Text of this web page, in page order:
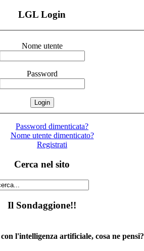
LGL Login
Nome utente
Password
Password dimenticata?
Nome utente dimenticato?
Registrati
Cerca nel sito
Il Sondaggione!!
l'intelligenza artificiale, cosa ne pensi?